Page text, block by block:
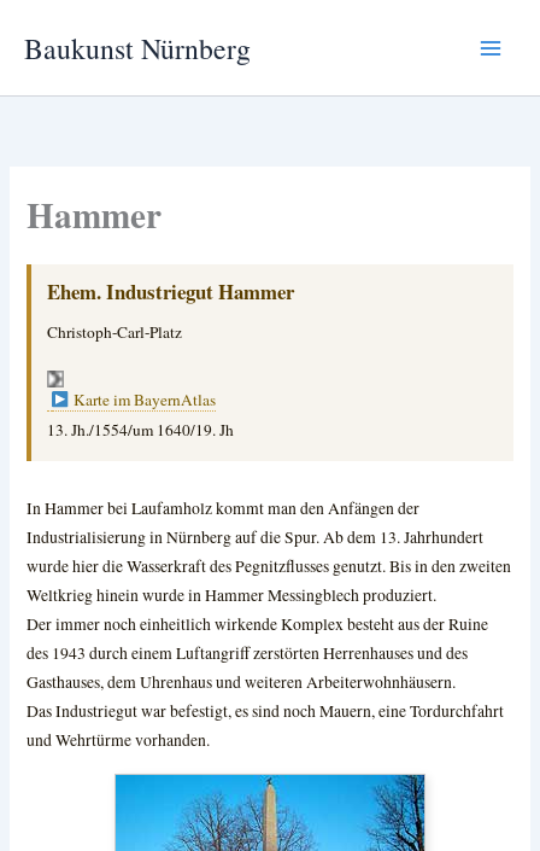
InhaltBaukunst Nürnberg
Hammer
Ehem. Industriegut Hammer
Christoph-Carl-Platz
Karte im BayernAtlas
13. Jh./1554/um 1640/19. Jh
In Hammer bei Laufamholz kommt man den Anfängen der
Industrialisierung in Nürnberg auf die Spur.Ab dem 13. Jahrhundert
wurde hier die Wasserkraft des Pegnitzflusses genutzt. Bis in den zweiten
Weltkrieg hinein wurde in Hammer Messingblech produziert.
Der immer noch einheitlich wirkende Komplex besteht aus der Ruine
des 1943 durch einem Luftangriff zerstörten Herrenhauses und des
Gasthauses, dem Uhrenhaus und weiteren Arbeiterwohnhäusern.
Das Industriegut war befestigt, es sind noch Mauern, eine Tordurchfahrt
und Wehrtürme vorhanden.